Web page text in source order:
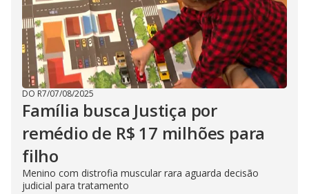
DO R7/07/08/2025
Família busca Justiça por
remédio de R$ 17 milhões para
filho
Menino com distrofia muscular rara aguarda decisão
judicial para tratamento